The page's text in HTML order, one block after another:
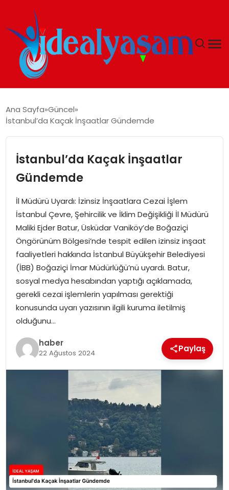
EKONOMI
İDEAL YAŞAM
İDEAL SPOR
YAŞAM
MAGAZIN
SAĞLIK
SOSYAL HABER
Ana Sayfa Güncel
İstanbul’da Kaçak İnşaatlar Gündemde
İstanbul’da Kaçak İnşaatlar
Gündemde
İl Müdürü Uyardı: İzinsiz İnşaatlara Cezai İşlem
İstanbul Çevre, Şehircilik ve İklim Değişikliği İl Müdürü
Maliki Ejder Batur, Üsküdar Vaniköy’de Boğaziçi
Öngörünüm Bölgesi’nde tespit edilen izinsiz inşaat
faaliyetleri hakkında İstanbul Büyükşehir Belediyesi
(İBB) Boğaziçi İmar Müdürlüğü’nü uyardı. Batur,
sosyal medya hesabından yaptığı açıklamada,
gerekli cezai işlemlerin yapılması gerektiği
konusunda uyarı yazısının ilgili kuruma iletilmiş
olduğunu…
haber
22 Ağustos 2024 Paylaş